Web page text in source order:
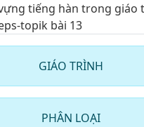
tiếng hàn trong giáo
topik bài 13
eps-topik bài 16
tiếng hàn trong giáo
eps-topik bài 19
GIÁO TRÌNH
PHÂN LOẠI